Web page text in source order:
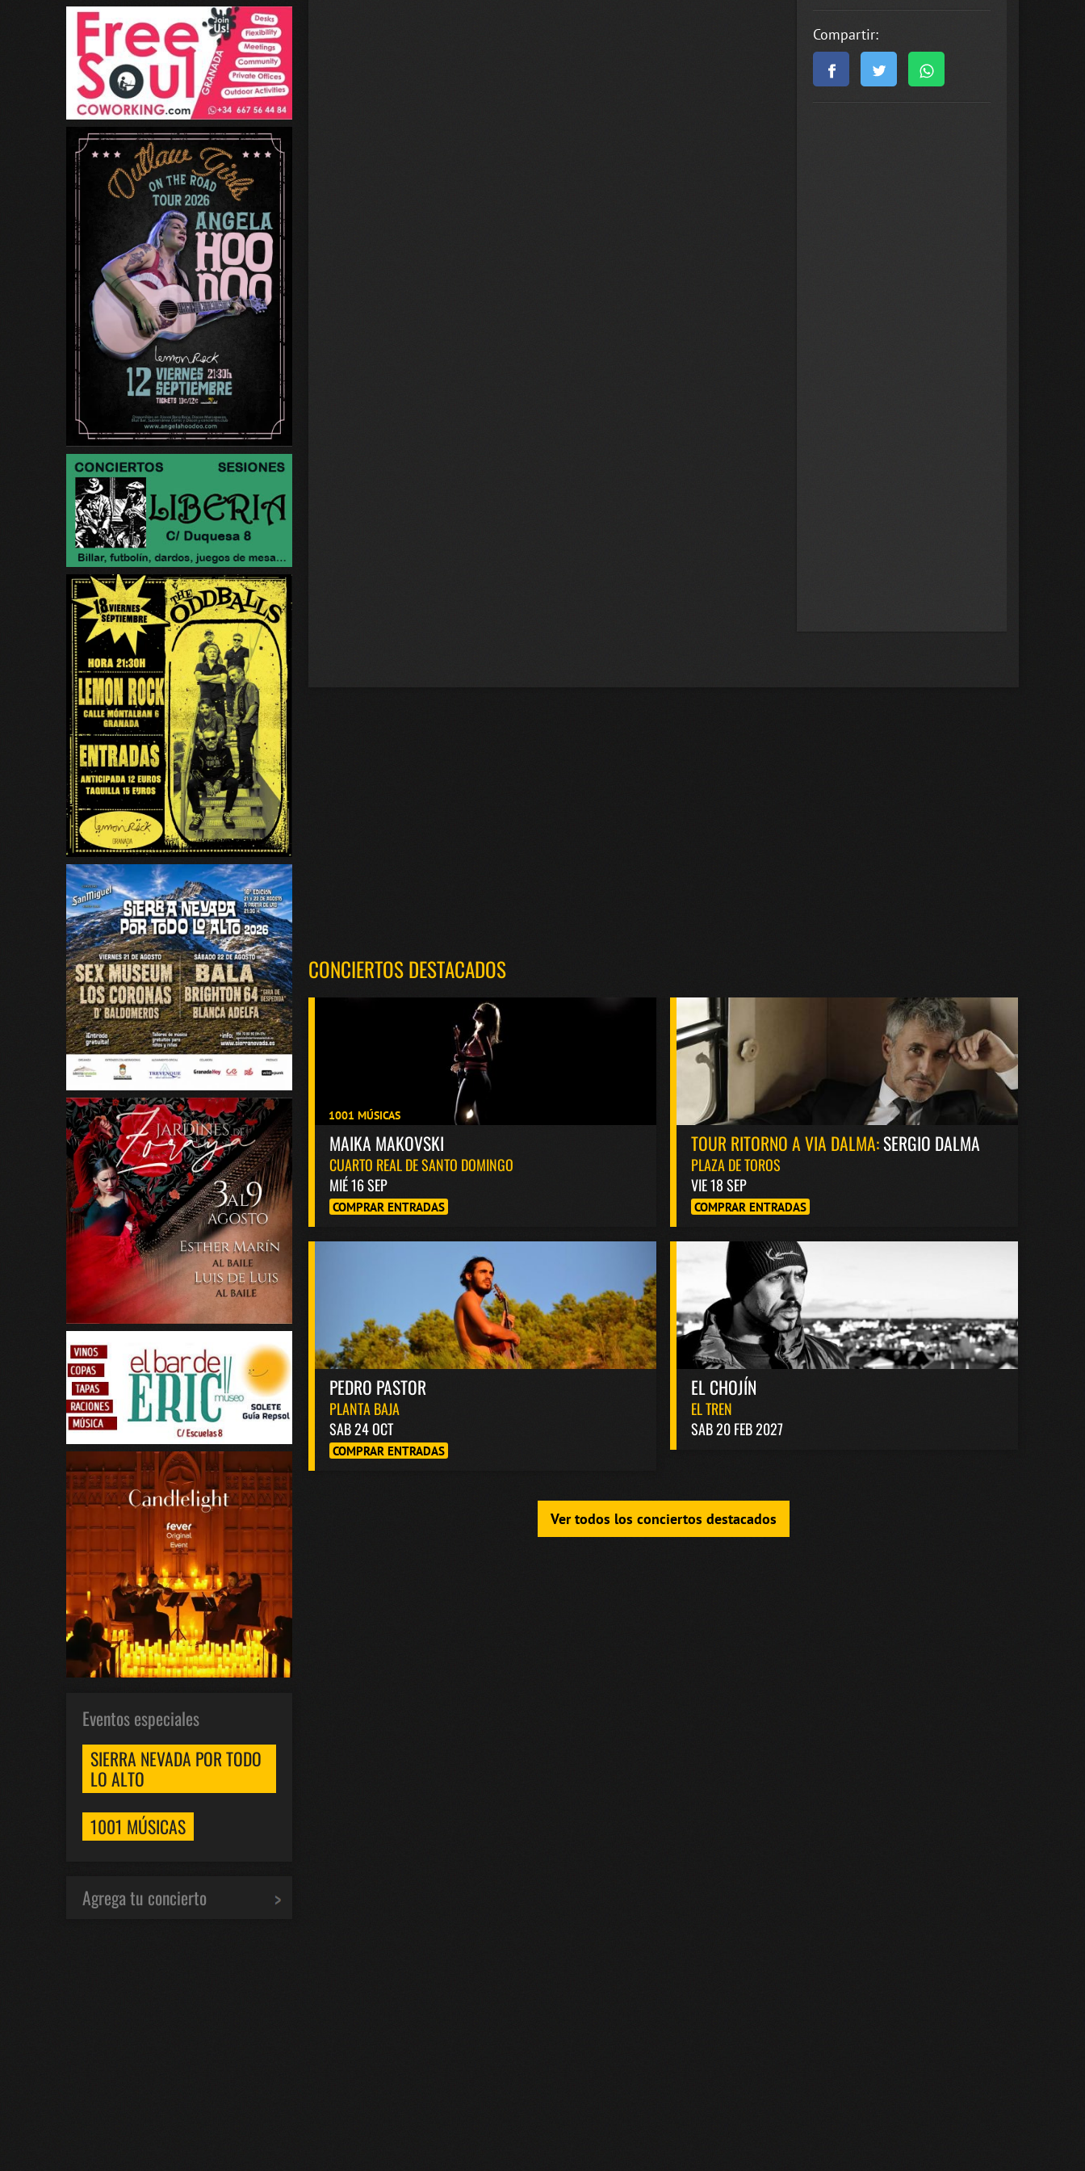
Compartir:
CONCIERTOS DESTACADOS
1001 MÚSICAS
MAIKA MAKOVSKI
CUARTO REAL DE SANTO DOMINGO
MIÉ 16 SEP
COMPRAR ENTRADAS
TOUR RITORNO A VIA DALMA:SERGIO DALMA
PLAZA DE TOROS
VIE 18 SEP
COMPRAR ENTRADAS
PEDRO PASTOR
PLANTA BAJA
SAB 24 OCT
COMPRAR ENTRADAS
EL CHOJÍN
EL TREN
SAB 20 FEB 2027
Ver todos los conciertos destacados
Eventos especiales
SIERRA NEVADA POR TODO
LO ALTO
1001 MÚSICAS
Agrega tu concierto